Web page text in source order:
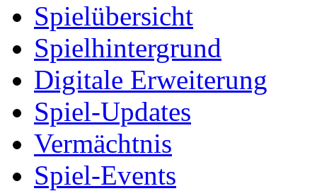
Spielübersicht
Spielhintergrund
Digitale Erweiterung
Spiel-Updates
Vermächtnis
Spiel-Events